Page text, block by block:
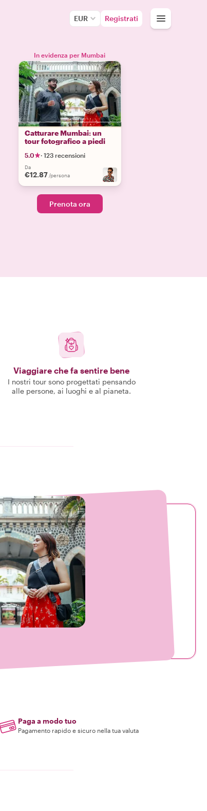
EUR Registrati
In evidenza per Mumbai
Catturare Mumbai: un
tour fotografico a piedi
5.0 · 123 recensioni
Da
€12.87 /persona
Prenota ora
Viaggiare che fa sentire bene
I nostri tour sono progettati pensando
alle persone, ai luoghi e al pianeta.
Paga a modo tuo
Pagamento rapido e sicuro nella tua valuta